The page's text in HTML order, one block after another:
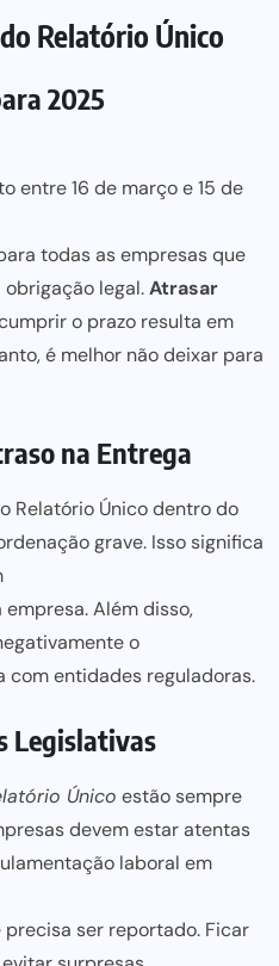
Relatório Único
2025
entre 16 de março e 15 de
todas as empresasque
legal.Atrasar
o prazo resulta em
é melhor não deixar para
na Entrega
Relatório Único dentro do
grave. Isso significa
empresa. Além disso,
o
com entidades reguladoras.
Legislativas
Único estão sempre
devem estar atentas
laboral em
precisa ser reportado. Ficar